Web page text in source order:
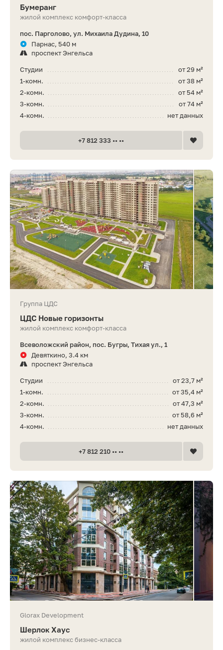
Бумеранг
жилой комплекс комфорт-класса
пос. Парголово, ул. Михаила Дудина, 10
Парнас, 540 м
проспект Энгельса
от 29 м²
Студии
от 38 м²
1-комн.
от 54 м²
2-комн.
от 74 м²
3-комн.
нет данных
4-комн.
+7 812 333 •• ••
Группа ЦДС
ЦДС Новые горизонты
жилой комплекс комфорт-класса
Всеволожский район, пос. Бугры, Тихая ул., 1
Девяткино, 3.4 км
проспект Энгельса
от 23,7 м²
Студии
от 35,4 м²
1-комн.
от 47,3 м²
2-комн.
от 58,6 м²
3-комн.
нет данных
4-комн.
+7 812 210 •• ••
Glorax Development
Шерлок Хаус
жилой комплекс бизнес-класса